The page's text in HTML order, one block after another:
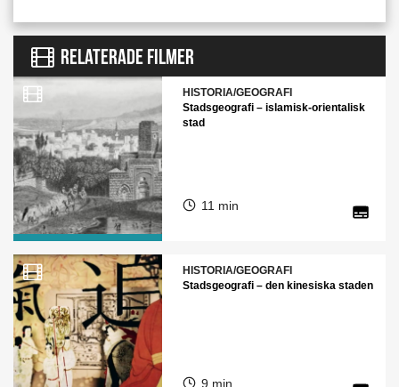
RELATERADE FILMER
HISTORIA/GEOGRAFI
Stadsgeografi – islamisk-orientalisk
stad
11 min
HISTORIA/GEOGRAFI
Stadsgeografi – den kinesiska staden
9 min